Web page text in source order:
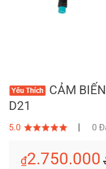
CẢM
D21
5.0 | 0
₫2.750.000